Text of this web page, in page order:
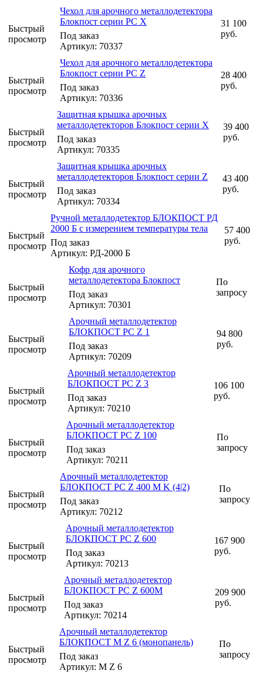
Быстрый
просмотр
Чехол для арочного металлодетектора
Блокпост серии PC X
Под заказ
Артикул: 70337
31 100
руб.
Быстрый
просмотр
Чехол для арочного металлодетектора
Блокпост серии PC Z
Под заказ
Артикул: 70336
28 400
руб.
Быстрый
просмотр
Защитная крышка арочных
металлодетекторов Блокпост серии Х
Под заказ
Артикул: 70335
39 400
руб.
Быстрый
просмотр
Защитная крышка арочных
металлодетекторов Блокпост серии Z
Под заказ
Артикул: 70334
43 400
руб.
Быстрый
просмотр
Ручной металлодетектор БЛОКПОСТ РД
2000 Б с измерением температуры тела
Под заказ
Артикул: РД-2000 Б
57 400
руб.
Быстрый
просмотр
Кофр для арочного
металлодетектора Блокпост
Под заказ
Артикул: 70301
По
запросу
Быстрый
просмотр
Арочный металлодетектор
БЛОКПОСТ РС Z 1
Под заказ
Артикул: 70209
94 800
руб.
Быстрый
просмотр
Арочный металлодетектор
БЛОКПОСТ PC Z 3
Под заказ
Артикул: 70210
106 100
руб.
Быстрый
просмотр
Арочный металлодетектор
БЛОКПОСТ РС Z 100
Под заказ
Артикул: 70211
По
запросу
Быстрый
просмотр
Арочный металлодетектор
БЛОКПОСТ PC Z 400 M K (4|2)
Под заказ
Артикул: 70212
По
запросу
Быстрый
просмотр
Арочный металлодетектор
БЛОКПОСТ РС Z 600
Под заказ
Артикул: 70213
167 900
руб.
Быстрый
просмотр
Арочный металлодетектор
БЛОКПОСТ РС Z 600M
Под заказ
Артикул: 70214
209 900
руб.
Быстрый
просмотр
Арочный металлодетектор
БЛОКПОСТ M Z 6 (монопанель)
Под заказ
Артикул: M Z 6
По
запросу